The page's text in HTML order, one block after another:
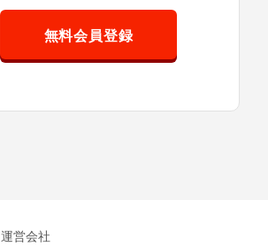
無料会員登録
運営会社